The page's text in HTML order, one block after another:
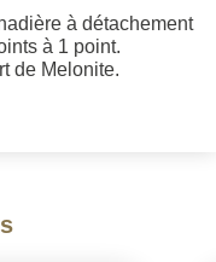
à détachement
à 1 point.
de Melonite.